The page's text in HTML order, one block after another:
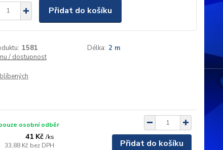
Přidat do košíku
1581 Délka: 2 m
/ dostupnost
41 Kč /ks
33,88 Kč bez DPH
osobní odběr
Přidat do košíku